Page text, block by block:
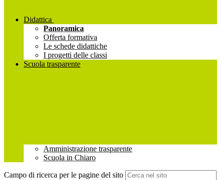
Didattica
Panoramica
Offerta formativa
Le schede didattiche
I progetti delle classi
Scuola trasparente
Amministrazione trasparente
Scuola in Chiaro
Campo di ricerca per le pagine del sito